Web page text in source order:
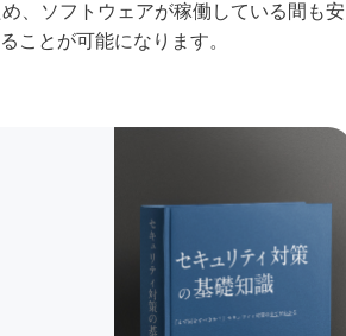
、ソフトウェアが稼働している間も安
ことが可能になります。